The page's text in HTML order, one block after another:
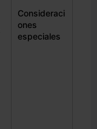
Consideraci
ones
especiales